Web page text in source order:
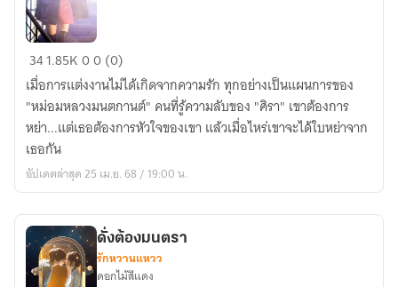
พวก
เรา
จะ
หย่า
กัน
เมื่อ
ไหร่
341.85K00 (0)
เมื่อการแต่งงานไม่ได้เกิดจากความรัก ทุกอย่างเป็นแผนการของ
"หม่อมหลวงมนตกานต์" คนที่รู้ความลับของ "ศิรา" เขาต้องการ
หย่า...แต่เธอต้องการหัวใจของเขา แล้วเมื่อไหร่เขาจะได้ใบหย่าจาก
เธอกัน
อัปเดตล่าสุด 25 เม.ย. 68 / 19:00 น.
ดั่งต้องมนตรา
รักหวานแหวว
ดอกไม้สีแดง